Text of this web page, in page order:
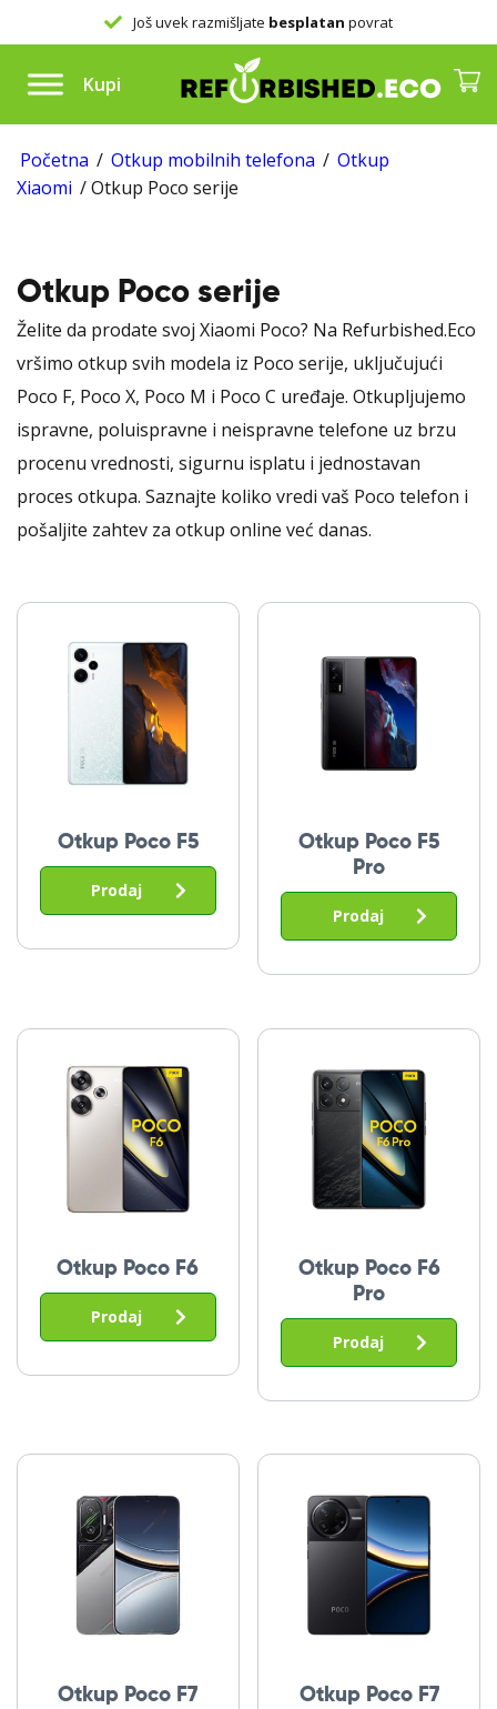
povrat Brza
Kupi
Početna / Otkup mobilnih telefona / Otkup
Xiaomi / Otkup Poco serije
Otkup Poco serije
Želite da prodate svoj Xiaomi Poco? Na Refurbished.Eco
vršimo otkup svih modela iz Poco serije, uključujući
Poco F, Poco X, Poco M i Poco C uređaje. Otkupljujemo
ispravne, poluispravne i neispravne telefone uz brzu
procenu vrednosti, sigurnu isplatu i jednostavan
proces otkupa. Saznajte koliko vredi vaš Poco telefon i
pošaljite zahtev za otkup online već danas.
Otkup Poco F5
Prodaj
Otkup Poco F5
Pro
Prodaj
Otkup Poco F6
Prodaj
Otkup Poco F6
Pro
Prodaj
Otkup Poco F7
Otkup Poco F7